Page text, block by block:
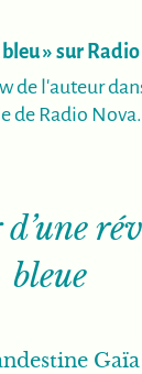
bleu » sur
de l'auteur
de Radio Nova.
bleue